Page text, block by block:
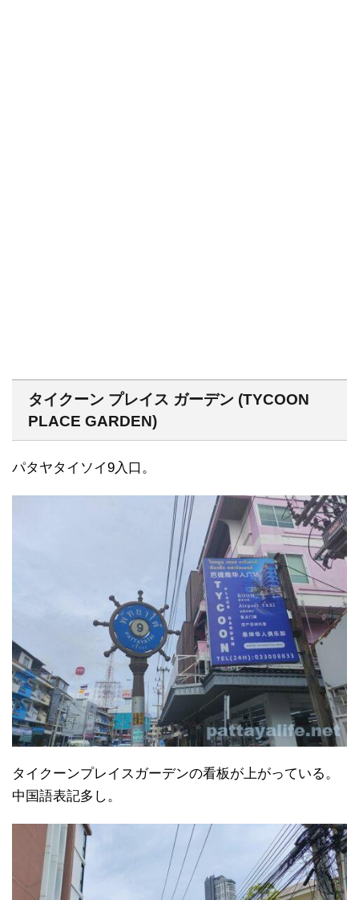
タイクーン プレイス ガーデン (TYCOON
PLACE GARDEN)
パタヤタイソイ9入口。
タイクーンプレイスガーデンの看板が上がっている。
中国語表記多し。